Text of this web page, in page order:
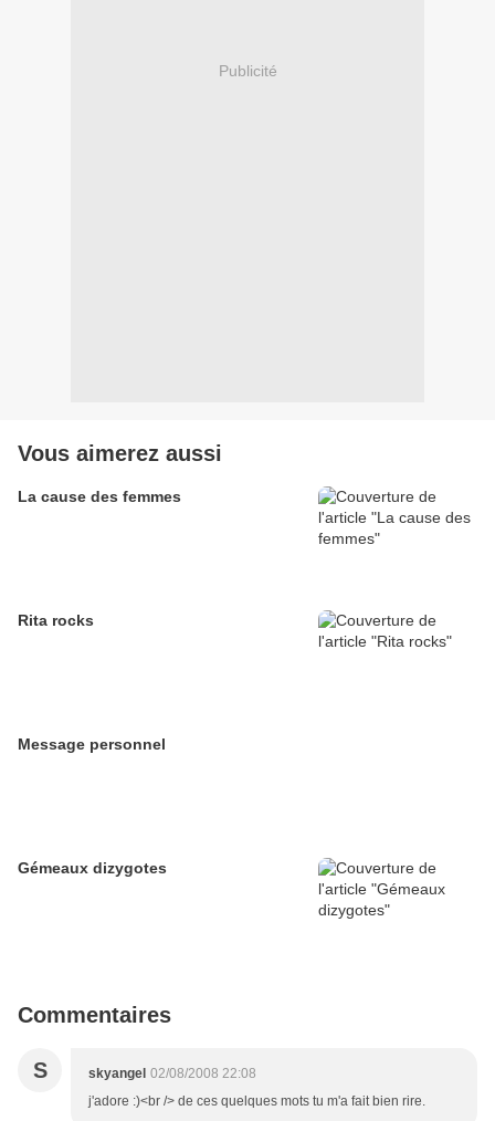
Publicité
Vous aimerez aussi
La cause des femmes
Rita rocks
Message personnel
Gémeaux dizygotes
Commentaires
S skyangel 02/08/2008 22:08
j'adore :)<br /> de ces quelques mots tu m'a fait bien rire.